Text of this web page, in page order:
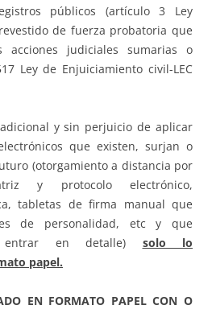
públicos (artículo 3 Ley
de fuerza probatoria que
judiciales sumarias o
Ley de Enjuiciamiento civil-LEC
y sin perjuicio de aplicar
que existen, surjan o
(otorgamiento a distancia por
y protocolo electrónico,
tabletas de firma manual que
de personalidad, etc y que
entrar en detalle) solo lo
papel.
EN FORMATO PAPEL CON O